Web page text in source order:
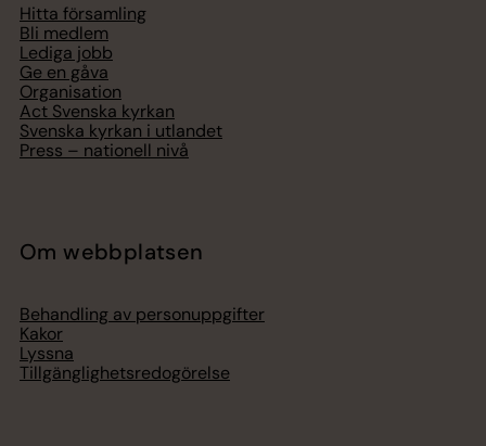
Hitta församling
Bli medlem
Lediga jobb
Ge en gåva
Organisation
Act Svenska kyrkan
Svenska kyrkan i utlandet
Press – nationell nivå
Om webbplatsen
Behandling av personuppgifter
Kakor
Lyssna
Tillgänglighetsredogörelse